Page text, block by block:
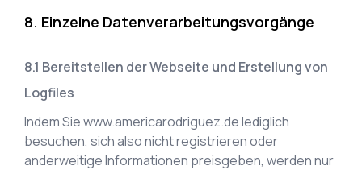
Einzelne Datenverarbeitungsvorgänge
Bereitstellen der Webseite und Erstellung von
Logfiles
Indem Siewww.americarodriguez.delediglich
besuchen, sich also nicht registrieren oder
anderweitige Informationen preisgeben, werden nur